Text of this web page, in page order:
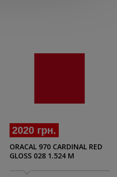
2020 грн.
ORACAL 970 CARDINAL RED
GLOSS 028 1.524 M